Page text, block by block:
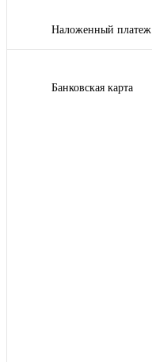
Наложенный платеж
Банковская карта